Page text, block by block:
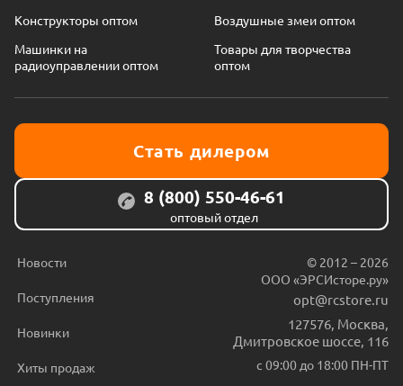
Конструкторы оптом
Воздушные змеи оптом
Машинки на
радиоуправлении оптом
Товары для творчества
оптом
Стать дилером
8 (800) 550-46-61
оптовый отдел
Новости
Поступления
Новинки
Хиты продаж
© 2012 – 2026
ООО «ЭРСИсторе.ру»
opt@rcstore.ru
127576, Москва,
Дмитровское шоссе, 116
с 09:00 до 18:00 ПН-ПТ